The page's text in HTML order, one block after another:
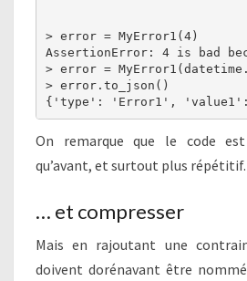
> error = MyError1(4)
AssertionError: 4 is bad
> error =
> error.to_json()
{'type': 'Error1', 'value1':
On remarque que le code
qu’avant, et surtout plus répétitif.
… et compresser
Mais en rajoutant une
doivent dorénavant être